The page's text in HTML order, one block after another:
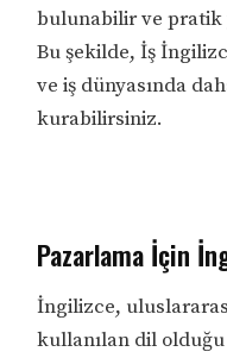
bulunabilir ve pratik
Bu şekilde, İş
ve iş dünyasında
kurabilirsiniz.
Pazarlama İçin
İngilizce,
kullanılan dil